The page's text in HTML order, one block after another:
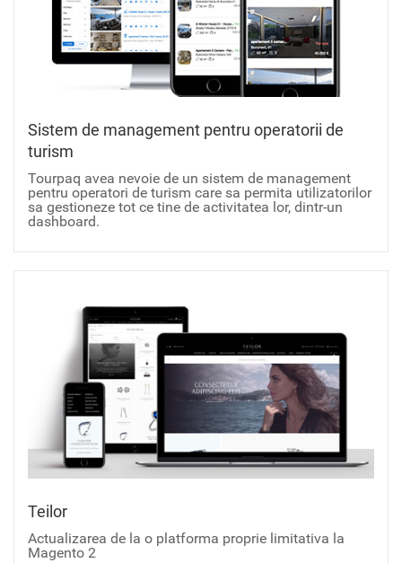
Sistem de management pentru operatorii de
turism
Tourpaq avea nevoie de un sistem de management
pentru operatori de turism care sa permita utilizatorilor
sa gestioneze tot ce tine de activitatea lor, dintr-un
dashboard.
Teilor
Actualizarea de la o platforma proprie limitativa la
Magento 2